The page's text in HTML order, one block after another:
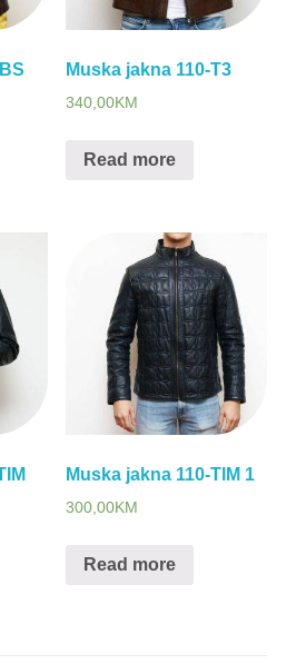
Muska jakna 110-T3
340,00KM
Read more
Muska jakna 110-TIM 1
300,00KM
Read more